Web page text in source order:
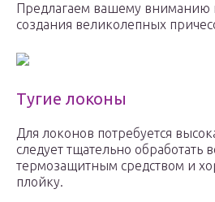
Предлагаем вашему вниманию
создания великолепных
Тугие локоны
Для локонов потребуется
следует тщательно обработать
термозащитным средством и
плойку.